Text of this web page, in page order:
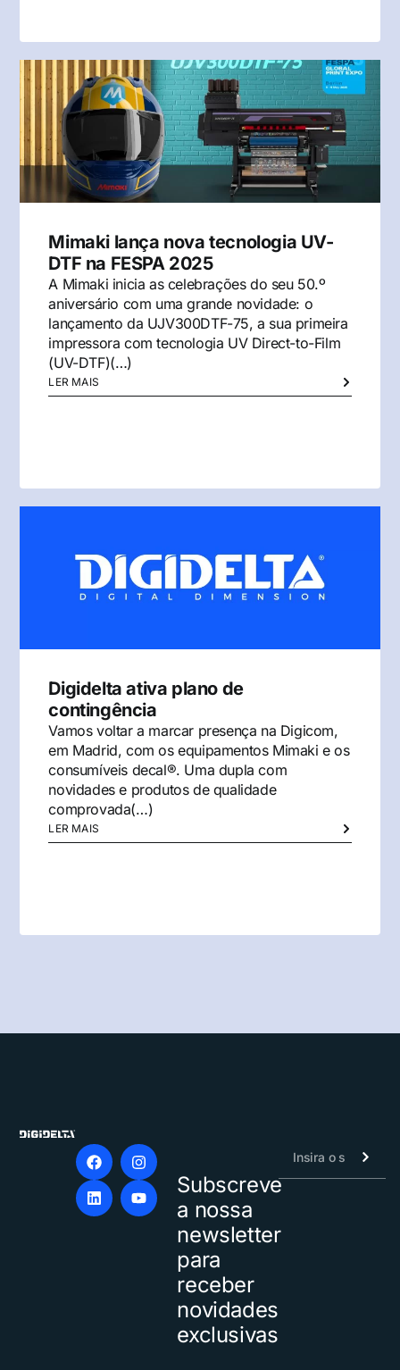
Mimaki lança nova tecnologia UV-
DTF na FESPA 2025
A Mimaki inicia as celebrações do seu 50.º
aniversário com uma grande novidade: o
lançamento da UJV300DTF-75, a sua primeira
impressora com tecnologia UV Direct-to-Film
(UV-DTF)(…)
LER MAIS
Digidelta ativa plano de
contingência
Vamos voltar a marcar presença na Digicom,
em Madrid, com os equipamentos Mimaki e os
consumíveis decal®. Uma dupla com
novidades e produtos de qualidade
comprovada(…)
LER MAIS
Subscreve
a nossa
newsletter
para
receber
novidades
exclusivas
Alternative: